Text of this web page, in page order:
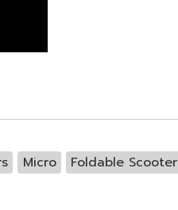
Micro Foldable Scooter